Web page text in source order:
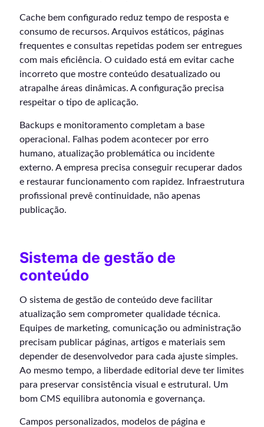
Cache bem configurado reduz tempo de resposta e
consumo de recursos. Arquivos estáticos, páginas
frequentes e consultas repetidas podem ser entregues
com mais eficiência. O cuidado está em evitar cache
incorreto que mostre conteúdo desatualizado ou
atrapalhe áreas dinâmicas. A configuração precisa
respeitar o tipo de aplicação.
Backups e monitoramento completam a base
operacional. Falhas podem acontecer por erro
humano, atualização problemática ou incidente
externo. A empresa precisa conseguir recuperar dados
e restaurar funcionamento com rapidez. Infraestrutura
profissional prevê continuidade, não apenas
publicação.
Sistema de gestão de
conteúdo
O sistema de gestão de conteúdo deve facilitar
atualização sem comprometer qualidade técnica.
Equipes de marketing, comunicação ou administração
precisam publicar páginas, artigos e materiais sem
depender de desenvolvedor para cada ajuste simples.
Ao mesmo tempo, a liberdade editorial deve ter limites
para preservar consistência visual e estrutural. Um
bom CMS equilibra autonomia e governança.
Campos personalizados, modelos de página e